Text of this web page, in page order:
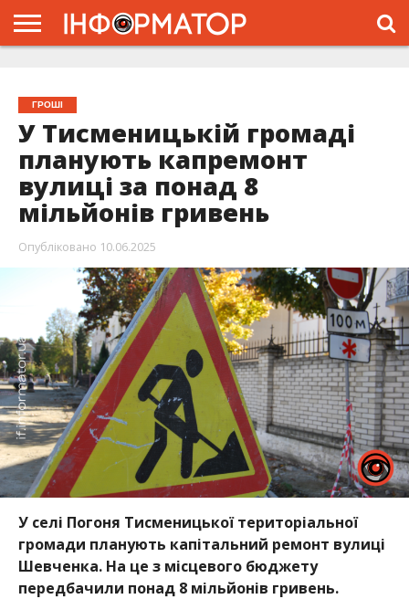
ГРОШІ
У Тисменицькій громаді
планують капремонт
вулиці за понад 8
мільйонів гривень
Опубліковано 10.06.2025
У селі Погоня Тисменицької територіальної
громади планують капітальний ремонт вулиці
Шевченка. На це з місцевого бюджету
передбачили понад 8 мільйонів гривень.